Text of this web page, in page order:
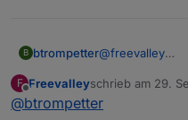
B btrompetter@freevalley
pm ERR! code
npm ERR!
npm ERR! A
in:
F
Offline
Freevalleyschrieb am 29.
zuletzt editiert
@btrompetter